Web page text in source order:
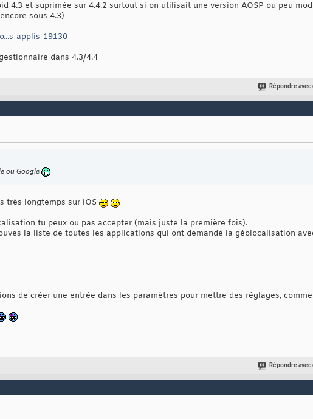
4.3 et suprimée sur 4.4.2 surtout si on utilisait une version AOSP ou peu
sous 4.3)
applis-19130
dans 4.3/4.4
Répondre
ou Google
très longtemps sur iOS
tu peux ou pas accepter (mais juste la première fois).
la liste de toutes les applications qui ont demandé la géolocalisation
de créer une entrée dans les paramètres pour mettre des réglages,
Répondre